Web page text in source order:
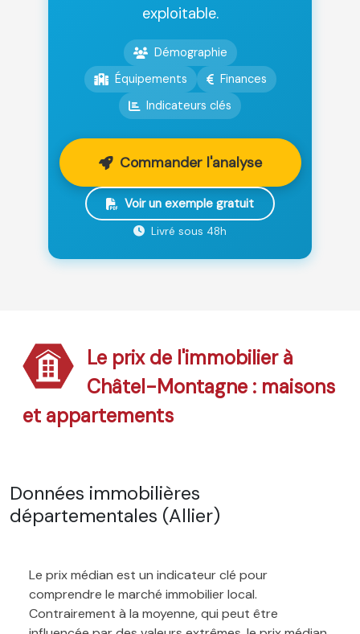
exploitable.
Démographie
Équipements
Finances
Indicateurs clés
Commander l'analyse
Voir un exemple gratuit
Livré sous 48h
Le prix de l'immobilier à
Châtel-Montagne : maisons
et appartements
Données immobilières
départementales (Allier)
Le prix médian est un indicateur clé pour
comprendre le marché immobilier local.
Contrairement à la moyenne, qui peut être